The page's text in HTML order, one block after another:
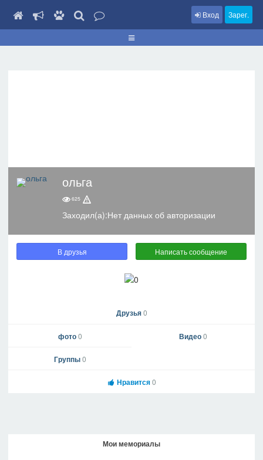
Вход Зарег.
ольга
625
Заходил(а):Нет данных об авторизации
В друзья Написать сообщение
Друзья0
фото0 Видео0
Группы0
Нравится0
Мои мемориалы